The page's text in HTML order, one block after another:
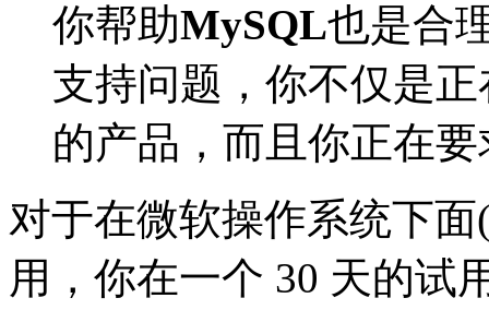
你帮助MySQL也是合
支持问题，你不仅是
的产品，而且你正在
对于在微软操作系统下
用，你在一个 30 天的试